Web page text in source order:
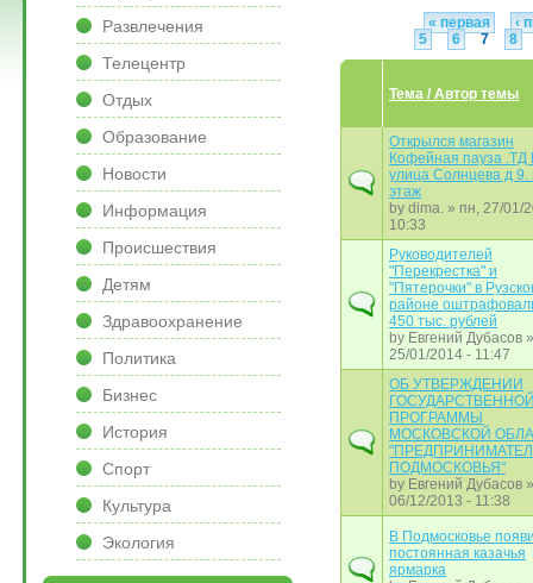
« первая
‹
5
6 7 8
Тема / Автор темы
Открылся магазин
Кофейная пауза
улица Солнцева д 9.
этаж
by dima. » пн, 27/01/
10:33
Руководителей
"Перекрестка" и
"Пятерочки" в
районе
450 тыс. рублей
by Евгений Дубасов
25/01/2014 - 11:47
ОБ УТВЕРЖДЕНИИ
ПРОГРАММЫ
МОСКОВСКОЙ
ПОДМОСКОВЬЯ"
by Евгений Дубасов
06/12/2013 - 11:38
В Подмосковье
постоянная казачья
ярмарка
Развлечения
Телецентр
Отдых
Образование
Новости
Информация
Происшествия
Детям
Здравоохранение
Политика
Бизнес
История
Спорт
Культура
Экология